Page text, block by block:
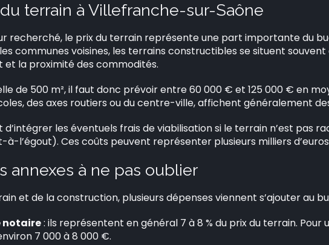
terrain à Villefranche-sur-Saône
recherché, le prix du terrain représente une part importante du
communes voisines, les terrains constructibles se situent
et la proximité des commodités.
de 500 m², il faut donc prévoir entre 60 000 € et 125 000 € en
des axes routiers ou du centre-ville, affichent généralement
les éventuels frais de viabilisation si le terrain n’est pas
l’égout). Ces coûts peuvent représenter plusieurs milliers
annexes à ne pas oublier
et de la construction, plusieurs dépenses viennent s’ajouter au
notaire: ils représentent en général 7 à 8 % du prix du terrain. Pour
7 000 à 8 000 €.